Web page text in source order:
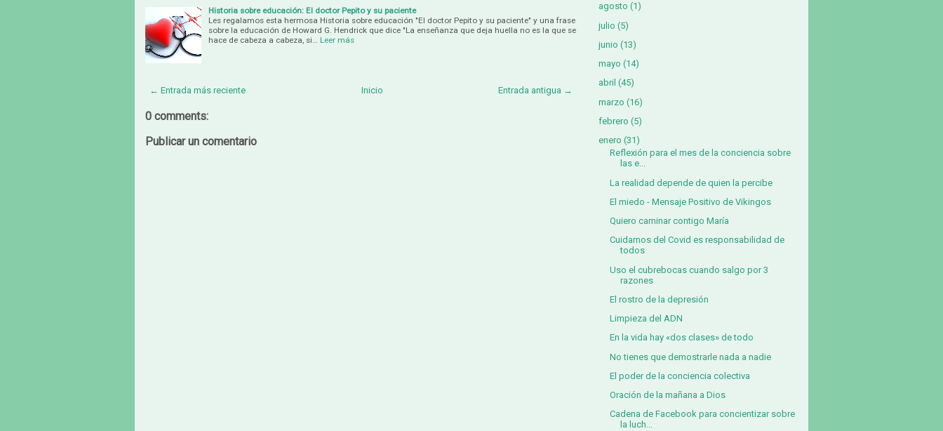
Historia sobre educación: El doctor Pepito y su paciente
Les regalamos esta hermosa Historia sobre educación "El doctor Pepito y su paciente" y una frase
sobre la educación de Howard G. Hendrick que dice "La enseñanza que deja huella no es la que se
hace de cabeza a cabeza, si…
Leer más
← Entrada más reciente Entrada antigua →
Inicio
0 comments:
Publicar un comentario
agosto (1)
julio (5)
junio (13)
mayo (14)
abril (45)
marzo (16)
febrero (5)
enero (31)
Reflexión para el mes de la conciencia sobre
las e...
La realidad depende de quien la percibe
El miedo - Mensaje Positivo de Vikingos
Quiero caminar contigo María
Cuidarnos del Covid es responsabilidad de
todos
Uso el cubrebocas cuando salgo por 3
razones
El rostro de la depresión
Limpieza del ADN
En la vida hay «dos clases» de todo
No tienes que demostrarle nada a nadie
El poder de la conciencia colectiva
Oración de la mañana a Dios
Cadena de Facebook para concientizar sobre
la luch...